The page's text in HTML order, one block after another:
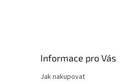
Informace pro Vás
Jak nakupovat